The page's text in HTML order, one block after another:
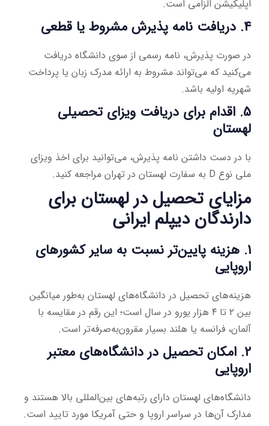
اپلیکیشن الزامی است.
4. دریافت نامه پذیرش مشروط یا قطعی
در صورت پذیرش، نامه رسمی از سوی دانشگاه دریافت
می‌کنید که می‌تواند مشروط به ارائه مدرک زبان یا پرداخت
شهریه اولیه باشد.
5. اقدام برای دریافت ویزای تحصیلی
لهستان
با در دست داشتن نامه پذیرش، می‌توانید برای اخذ ویزای
ملی نوع D به سفارت لهستان در تهران مراجعه کنید.
مزایای تحصیل در لهستان برای
دارندگان دیپلم ایرانی
1. هزینه پایین‌تر نسبت به سایر کشورهای
اروپایی
هزینه‌های تحصیل در دانشگاه‌های لهستان به‌طور میانگین
بین ۲ تا ۴ هزار یورو در سال است؛ این رقم در مقایسه با
آلمان، فرانسه یا هلند بسیار مقرون‌به‌صرفه‌تر است.
2. امکان تحصیل در دانشگاه‌های معتبر
اروپایی
دانشگاه‌های لهستان دارای رتبه‌های بین‌المللی بالا هستند و
مدارک آن‌ها در سراسر اروپا و حتی آمریکا مورد تایید است.